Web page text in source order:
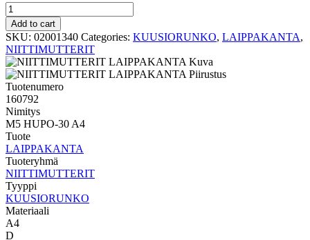
KUUSIORUNKO
LAIPPAKANTA
M5
HUPO-
30
A4
quantity
Add to cart
SKU: 02001340 Categories: KUUSIORUNKO, LAIPPAKANTA,
NIITTIMUTTERIT
Tuotenumero
160792
Nimitys
M5 HUPO-30 A4
Tuote
LAIPPAKANTA
Tuoteryhmä
NIITTIMUTTERIT
Tyyppi
KUUSIORUNKO
Materiaali
A4
D